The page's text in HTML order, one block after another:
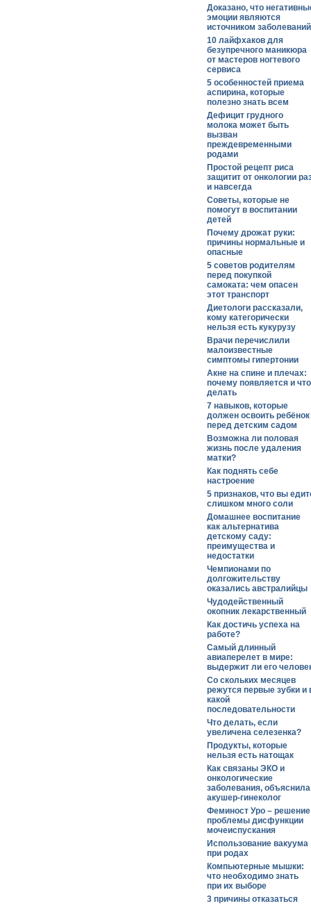
Доказано, что
эмоции являются
источником заболеваний
10 лайфхаков для
безупречного маникюра
от мастеров ногтевого
сервиса
5 особенностей приема
аспирина, которые
полезно знать всем
Дефицит грудного
молока может быть
вызван
преждевременными
родами
Простой рецепт риса
защитит от онкологии
и навсегда
Советы, которые не
помогут в воспитании
детей
Почему дрожат руки:
причины нормальные и
опасные
5 советов родителям
перед покупкой
самоката: чем опасен
этот транспорт
Диетологи рассказали,
кому категорически
нельзя есть кукурузу
Врачи перечислили
малоизвестные
симптомы гипертонии
Акне на спине и плечах:
почему появляется и что
делать
7 навыков, которые
должен освоить ребёнок
перед детским садом
Возможна ли половая
жизнь после удаления
матки?
Как поднять себе
настроение
5 признаков, что вы
слишком много соли
Домашнее воспитание
как альтернатива
детскому саду:
преимущества и
недостатки
Чемпионами по
долгожительству
оказались австралийцы
Чудодейственный
окопник лекарственный
Как достичь успеха на
работе?
Самый длинный
авиаперелет в мире:
выдержит ли его
Со скольких месяцев
режутся первые зубки и
какой
последовательности
Что делать, если
увеличена селезенка?
Продукты, которые
нельзя есть натощак
Как связаны ЭКО и
онкологические
заболевания, объяснила
акушер-гинеколог
Феминост Уро – решение
проблемы дисфункции
мочеиспускания
Использование вакуума
при родах
Компьютерные мышки:
что необходимо знать
при их выборе
3 причины отказаться